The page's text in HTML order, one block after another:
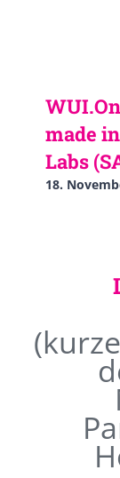
made
Labs
18.